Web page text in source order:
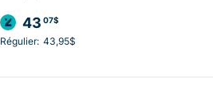
43 07$
Régulier: 43,95$